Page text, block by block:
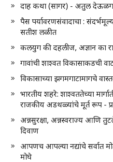
दाह कथा (सागर) - अतुल
पैस पर्यावरणसंवादाचा :
सतीश लळीत
कलयुग की दहलीज, अज्ञान का
गावांची शाश्वत विकासाकडची
विकासाच्या झगमगाटामागचे
भारतीय शहरे: शाश्वततेच्या
राजकीय अडथळ्यांचे मूर्त रूप -
अन्नसुरक्षा, अन्नस्वराज्य आणि
दिवाण
आपणच आपल्या नद्यांचे सर्वात
मोघे